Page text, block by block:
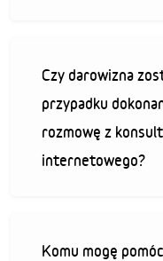
Czy darowizna
przypadku
rozmowę z
internetowego?
Komu mogę